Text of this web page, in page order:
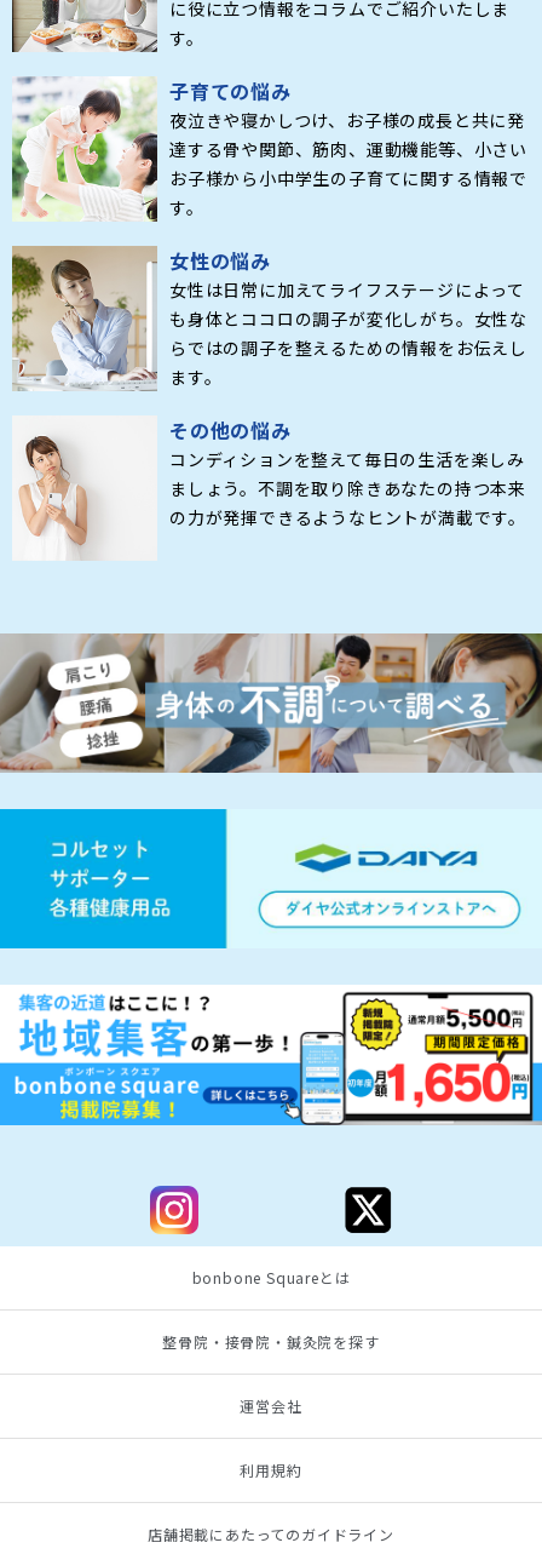
に役に立つ情報をコラムでご紹介いたしま
す。
子育ての悩み
夜泣きや寝かしつけ、お子様の成長と共に発
達する骨や関節、筋肉、運動機能等、小さい
お子様から小中学生の子育てに関する情報で
す。
女性の悩み
女性は日常に加えてライフステージによって
も身体とココロの調子が変化しがち。女性な
らではの調子を整えるための情報をお伝えし
ます。
その他の悩み
コンディションを整えて毎日の生活を楽しみ
ましょう。不調を取り除きあなたの持つ本来
の力が発揮できるようなヒントが満載です。
bonbone Squareとは
整骨院・接骨院・鍼灸院を探す
運営会社
利用規約
店舗掲載にあたってのガイドライン